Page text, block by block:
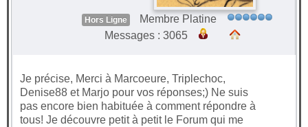
Hors Ligne
Membre Platine
Messages : 3065
Je précise, Merci à Marcoeure, Triplechoc,
Denise88 et Marjo pour vos réponses;) Ne suis
pas encore bien habituée à comment répondre à
tous! Je découvre petit à petit le Forum qui me